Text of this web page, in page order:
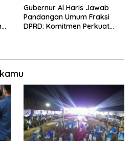
Gubernur Al Haris Jawab
Pandangan Umum Fraksi
DPRD: Komitmen Perkuat